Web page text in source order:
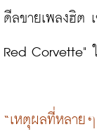
ดีลขายเพลงฮิต
Red Corvette"
“เหตุผลที่หลายๆ